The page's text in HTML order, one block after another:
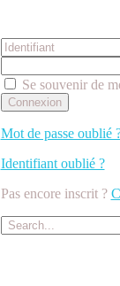
Se souvenir de
Mot de passe oublié
Identifiant oublié ?
Pas encore inscrit ?